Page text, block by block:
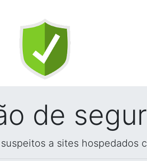
de
a sites hospedados